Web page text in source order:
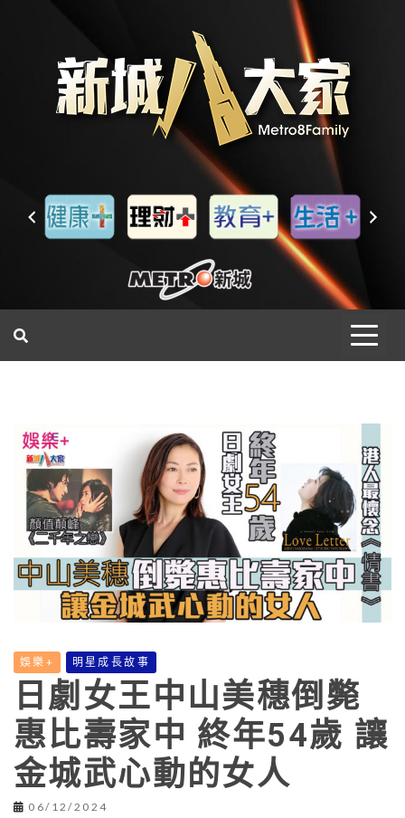
娛樂+ 明星成長故事
日劇女王中山美穗倒斃
惠比壽家中 終年54歲 讓
金城武心動的女人
06/12/2024